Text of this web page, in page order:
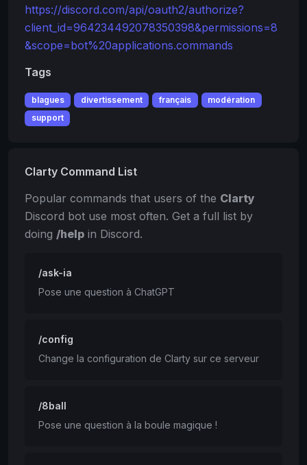
https://discord.com/api/oauth2/authorize?
client_id=964234492078350398&permissions=8
&scope=bot%20applications.commands
Tags
blagues divertissement français
modération
support
Clarty Command List
Popular commands that users of the Clarty
Discord bot use most often. Get a full list by
doing /help in Discord.
/ask-ia
Pose une question à ChatGPT
/config
Change la configuration de Clarty sur ce serveur
/8ball
Pose une question à la boule magique !